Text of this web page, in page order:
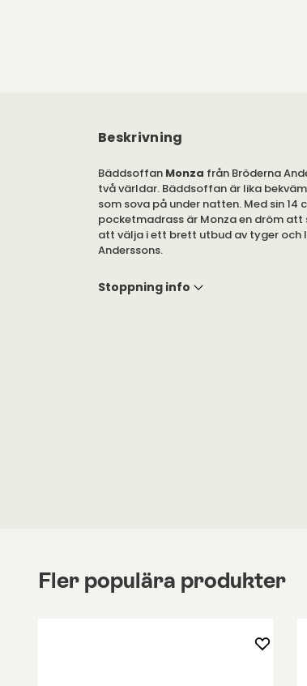
Beskrivning
Bäddsoffan Monza från Bröderna
två världar. Bäddsoffan är lika
som sova på under natten. Med sin 14
pocketmadrass är Monza en dröm
att välja i ett brett utbud av tyger och
Anderssons.
En stoppning med kärna av kallskum
sjöfågelfjäder och dun som ger denna
Stoppning info
Fler populära produkter